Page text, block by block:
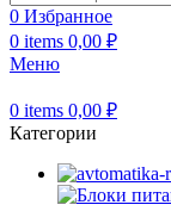
0 Избранное
0 items 0,00 ₽
Меню
0 items 0,00 ₽
Категории